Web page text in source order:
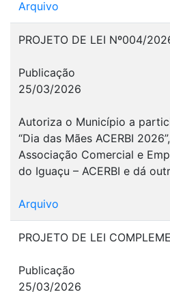
Arquivo
PROJETO DE LEI Nº004/
Publicação
25/03/2026
Autoriza o Município a
“Dia das Mães ACERBI
Associação Comercial e
do Iguaçu – ACERBI e dá
Arquivo
PROJETO DE LEI
Publicação
25/03/2026